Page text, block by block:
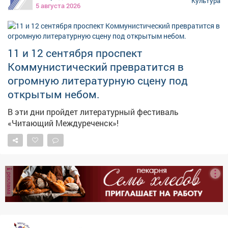
энергии. 🤩 До встречи в Центральной городской
библиотеке на Советской, 44! Задать вопрос можно по
телефону: 20644. #вкзмыски #споёмлюбимоеродное
#афишаВКЗ
5 августа 2026
11 и 12 сентября проспект
Коммунистический превратится в
огромную литературную сцену под
открытым небом.
В эти дни пройдет литературный фестиваль
«Читающий Междуреченск»!
реклама